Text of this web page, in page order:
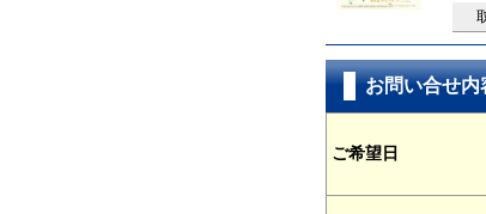
お問い合せ内
ご希望日